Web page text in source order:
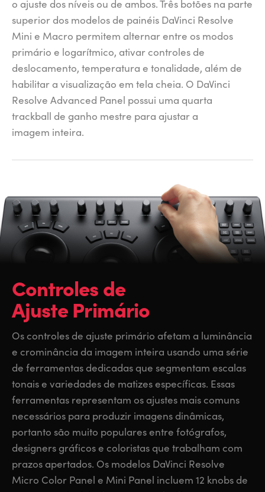
o ajuste dos níveis ou de ambos. Três botões na parte
superior dos modelos de painéis DaVinci Resolve
Mini e Macro permitem alternar entre os modos
primário e logarítmico, ativar controles de
deslocamento, temperatura e tonalidade, além de
habilitar a visualização em tela cheia. O DaVinci
Resolve Advanced Panel possui uma quarta
trackball de ganho mestre para ajustar a
imagem inteira.
Controles de
Ajuste Primário
Os controles de ajuste primário afetam a luminância
e crominância da imagem inteira usando uma série
de ferramentas dedicadas que segmentam escalas
tonais e variedades de matizes específicas. Essas
ferramentas representam os ajustes mais comuns
necessários para produzir imagens dinâmicas,
portanto são muito populares entre fotógrafos,
designers gráficos e coloristas que trabalham com
prazos apertados. Os modelos DaVinci Resolve
Micro Color Panel e Mini Panel incluem 12 knobs de